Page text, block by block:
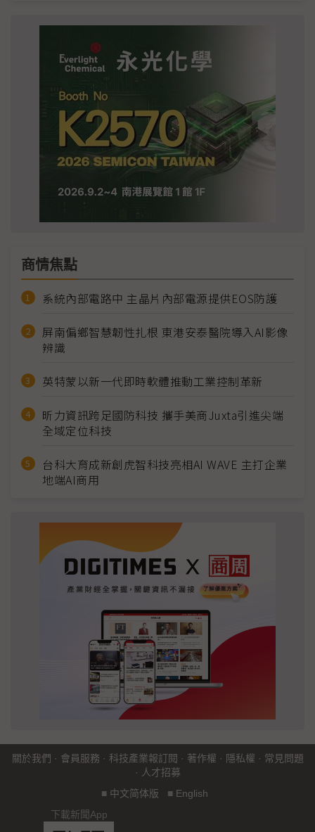
商情焦點
系統內部電路中 主晶片內部電源提供EOS防護
屏南偏鄉智慧韌性扎根 東港安泰醫院導入AI影像
辨識
英特蒙以新一代即時軟體推動工業控制革新
昕力資訊跨足國防科技 攜手美商Juxta引進尖端
全域定位科技
台科大育成新創虎智科技亮相AI WAVE 主打企業
地端AI商用
關於我們 · 會員服務 · 科技產業報訂閱 · 著作權 · 隱私權 · 常見問題
· 人才招募
■ 中文简体版 ■ English
下載新聞App